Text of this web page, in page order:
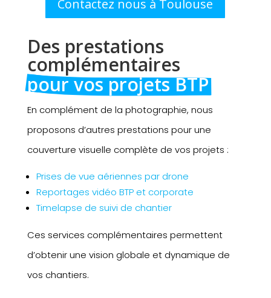
Contactez nous à Toulouse
Des prestations
complémentaires
pour vos projets BTP
En complément de la photographie, nous
proposons d’autres prestations pour une
couverture visuelle complète de vos projets :
Prises de vue aériennes par drone
Reportages vidéo BTP et corporate
Timelapse de suivi de chantier
Ces services complémentaires permettent
d’obtenir une vision globale et dynamique de
vos chantiers.